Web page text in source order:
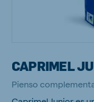
CAPRIMEL
Pienso